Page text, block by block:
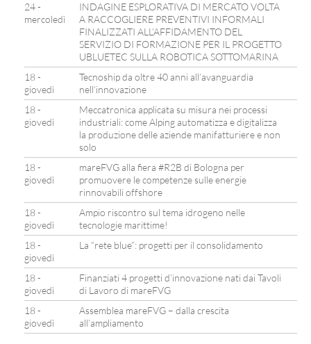
24 -
mercoledì
INDAGINE ESPLORATIVA DI MERCATO VOLTA
A RACCOGLIERE PREVENTIVI INFORMALI
FINALIZZATI ALL’AFFIDAMENTO DEL
SERVIZIO DI FORMAZIONE PER IL PROGETTO
UBLUETEC SULLA ROBOTICA SOTTOMARINA
18 -
giovedì
Tecnoship da oltre 40 anni all’avanguardia
nell’innovazione
18 -
giovedì
Meccatronica applicata su misura nei processi
industriali: come Alping automatizza e digitalizza
la produzione delle aziende manifatturiere e non
solo
18 -
giovedì
mareFVG alla fiera #R2B di Bologna per
promuovere le competenze sulle energie
rinnovabili offshore
18 -
giovedì
Ampio riscontro sul tema idrogeno nelle
tecnologie marittime!
18 -
giovedì
La “rete blue”: progetti per il consolidamento
18 -
giovedì
Finanziati 4 progetti d’innovazione nati dai Tavoli
di Lavoro di mareFVG
18 -
giovedì
Assemblea mareFVG – dalla crescita
all’ampliamento